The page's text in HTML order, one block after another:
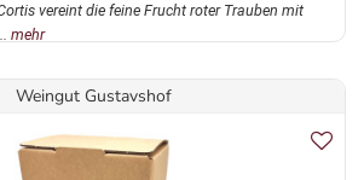
vereint die feine Frucht roter Trauben mit
mehr
Weingut Gustavshof